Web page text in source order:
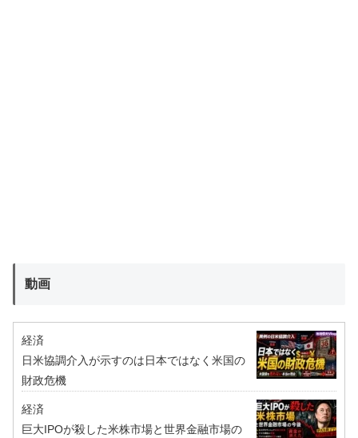
動画
経済
日米協調介入が示すのは日本ではなく米国の
財政危機
経済
巨大IPOが殺した米株市場と世界金融市場の